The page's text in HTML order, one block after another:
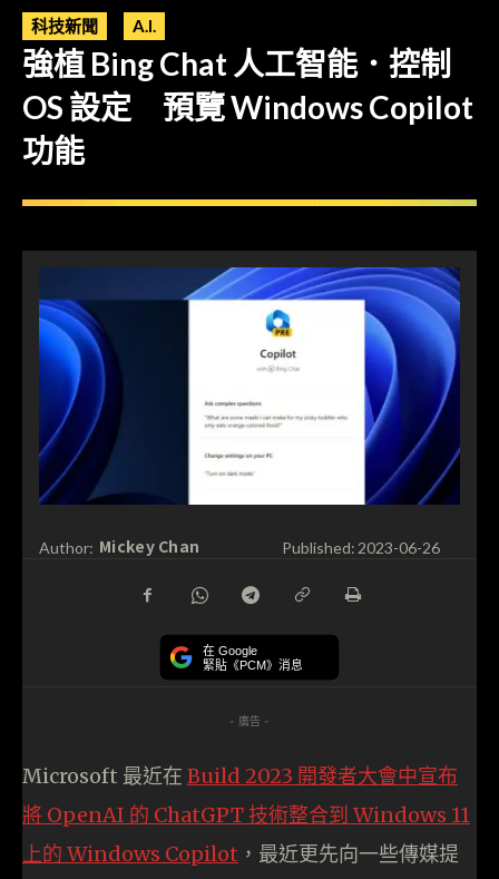
科技新聞 A.I.
強植 Bing Chat 人工智能．控制
OS 設定 預覽 Windows Copilot
功能
Author: Mickey Chan Published: 2023-06-26
在 Google
緊貼《PCM》消息
- 廣告 -
Microsoft 最近在 Build 2023 開發者大會中宣布
將 OpenAI 的 ChatGPT 技術整合到 Windows 11
上的 Windows Copilot ，最近更先向一些傳媒提